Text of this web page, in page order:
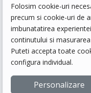
Folosim cookie-uri
precum si cookie-uri de
imbunatatirea
continutului si
Puteti accepta toate
configura individual.
Personalizare